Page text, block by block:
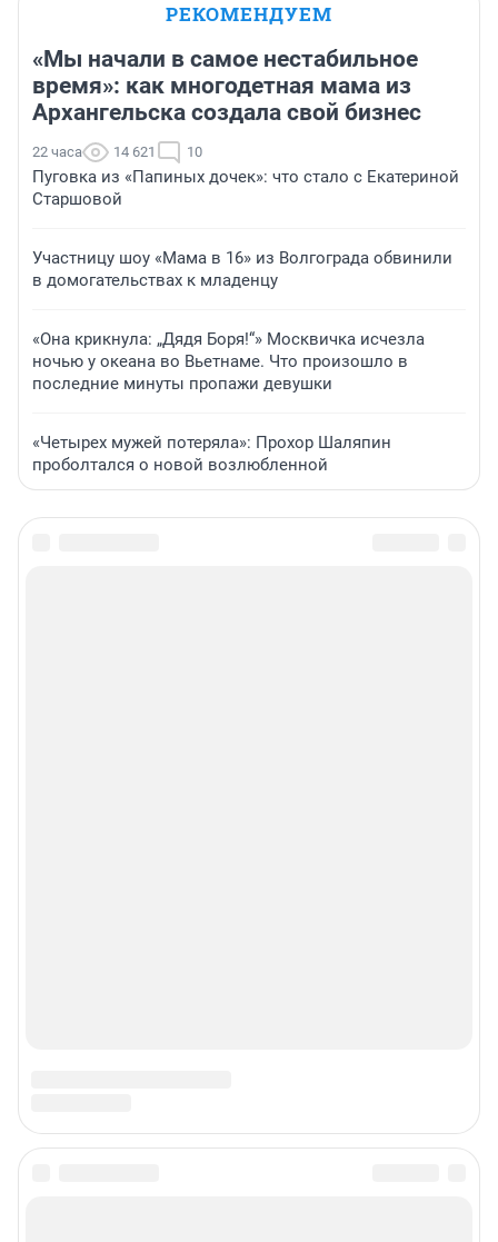
РЕКОМЕНДУЕМ
«Мы начали в самое нестабильное
время»: как многодетная мама из
Архангельска создала свой бизнес
22 часа 14 621 10
Пуговка из «Папиных дочек»: что стало с Екатериной
Старшовой
Участницу шоу «Мама в 16» из Волгограда обвинили
в домогательствах к младенцу
«Она крикнула: „Дядя Боря!“» Москвичка исчезла
ночью у океана во Вьетнаме. Что произошло в
последние минуты пропажи девушки
«Четырех мужей потеряла»: Прохор Шаляпин
проболтался о новой возлюбленной